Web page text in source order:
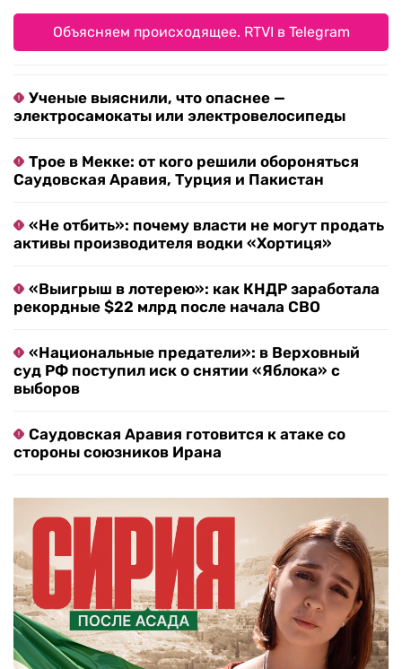
Объясняем происходящее. RTVI в Telegram
Ученые выяснили, что опаснее —
электросамокаты или электровелосипеды
Трое в Мекке: от кого решили обороняться
Саудовская Аравия, Турция и Пакистан
«Не отбить»: почему власти не могут продать
активы производителя водки «Хортиця»
«Выигрыш в лотерею»: как КНДР заработала
рекордные $22 млрд после начала СВО
«Национальные предатели»: в Верховный
суд РФ поступил иск о снятии «Яблока» с
выборов
Саудовская Аравия готовится к атаке со
стороны союзников Ирана